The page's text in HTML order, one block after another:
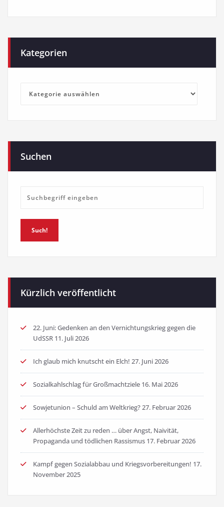
Kategorien
Kategorien
Suchen
Such!
Kürzlich veröffentlicht
22. Juni: Gedenken an den Vernichtungskrieg gegen die
UdSSR 11. Juli 2026
Ich glaub mich knutscht ein Elch! 27. Juni 2026
Sozialkahlschlag für Großmachtziele 16. Mai 2026
Sowjetunion – Schuld am Weltkrieg?27. Februar 2026
Allerhöchste Zeit zu reden … über Angst, Naivität,
Propaganda und tödlichen Rassismus 17. Februar 2026
Kampf gegen Sozialabbau und Kriegsvorbereitungen! 17.
November 2025